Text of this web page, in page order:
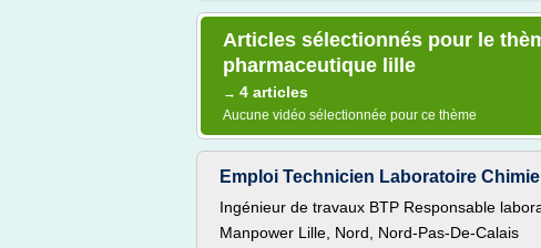
Articles sélectionnés pour le
pharmaceutique lille
→ 4 articles
Aucune vidéo sélectionnée pour ce thème
Emploi Technicien Laboratoire
Ingénieur de travaux BTP Responsable
Manpower Lille, Nord, Nord-Pas-De-Calais